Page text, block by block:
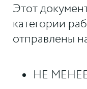
Этот
категории
отправлены
НЕ